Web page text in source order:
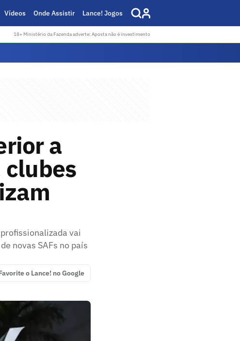
Vídeos Onde Assistir Lance! Jogos
18+ Ministério da Fazenda adverte: Aposta não é investimento
a
clubes
vai
novas SAFs no país
o Lance! no Google